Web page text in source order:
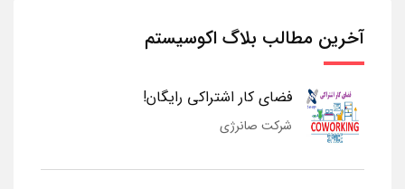
آخرین مطالب بلاگ اکوسیستم
فضای کار اشتراکی رایگان!
شرکت صانرژی